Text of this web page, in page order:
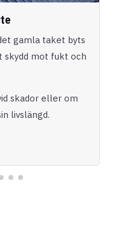
gamla taket byts
mot fukt och
skador eller om
livslängd.